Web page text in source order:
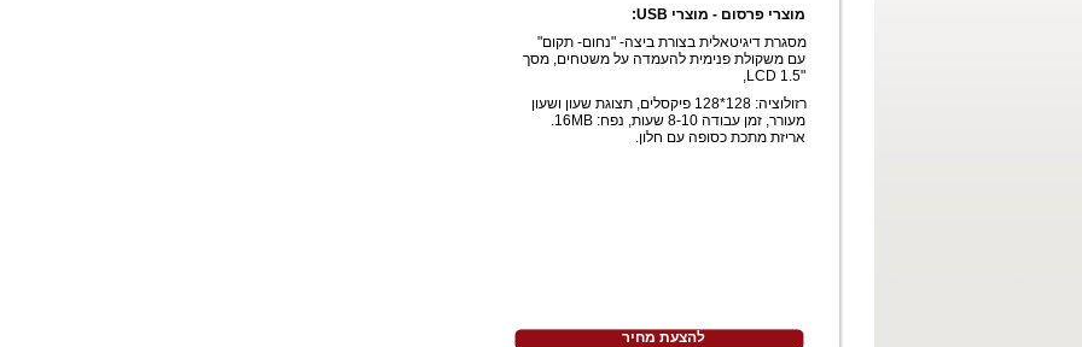
מוצרי פרסום - מוצרי USB:
מסגרת דיגיטאלית בצורת ביצה- "נחום- תקום"
עם משקולת פנימית להעמדה על משטחים, מסך
"1.5 LCD,
רזולוציה: 128*128 פיקסלים, תצוגת שעון ושעון
מעורר, זמן עבודה 8-10 שעות, נפח: 16MB.
אריזת מתכת כסופה עם חלון.
להצעת מחיר